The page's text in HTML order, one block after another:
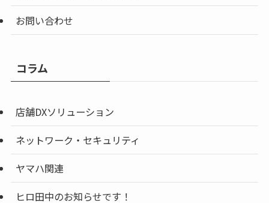
お問い合わせ
コラム
店舗DXソリューション
ネットワーク・セキュリティ
ヤマハ関連
ヒロ田中のお知らせです！